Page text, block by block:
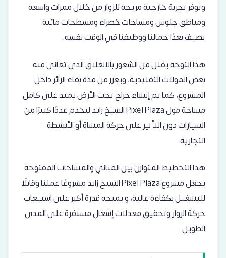
وتوفر تجربة خارجية مريحة للزوار من خلال ممرات واسعة
ومناطق جلوس ومساحات خضراء ومسطحات مائية
تضيف بعدًا جماليًا ووظيفيًا في الوقت نفسه.
هذا التوجه يقلل من الشعور بالانغلاق الذي تعاني منه
بعض المولات التقليدية، ويعزز من مدة بقاء الزائر داخل
المشروع، كما تم إنشاء جراج تحت الأرض يمتد على كامل
مساحة مول Pixel Plaza الشيخ زايد ليخدم عددًا كبيرًا من
السيارات دون التأثير على حركة المشاة أو الأنشطة
التجارية.
هذا التخطيط المتوازن بين المباني والمساحات المفتوحة
يجعل مشروع Pixel Plaza الشيخ زايد مشروعًا عمليًا وقابلًا
للتشغيل بكفاءة عالية، و يمنحه قدرة أكبر على استيعاب
حركة الزوار وتحقيق معدلات إشغال مستقرة على المدى
الطويل.